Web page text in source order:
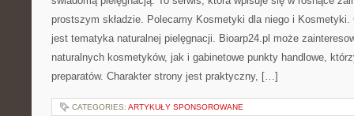
prostszym składzie. Polecamy Kosmetyki dla niego i Kosmetyki.
jest tematyka naturalnej pielęgnacji. Bioarp24.pl może
naturalnych kosmetyków, jak i gabinetowe punkty handlowe,
preparatów. Charakter strony jest praktyczny, […]
CATEGORIES: ARTYKUŁY SPONSOROWANE